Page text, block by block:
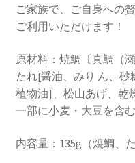
ご家族で、ご自身への
ご利用いただけます！
原材料：焼鯛〔真鯛（
たれ[醤油、みり ん、砂
植物油]、松山あげ、乾
一部に小麦・大豆を含む
内容量：135g（焼鯛、